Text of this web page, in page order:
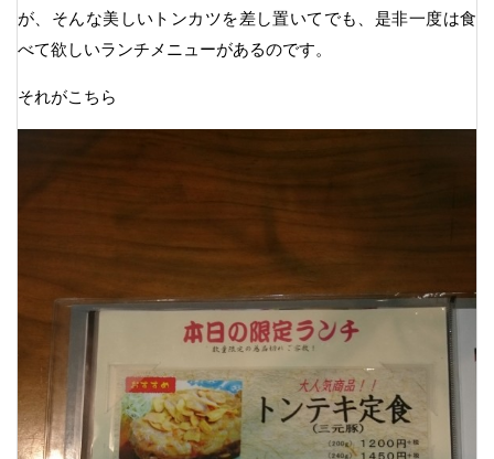
が、そんな美しいトンカツを差し置いてでも、是非一度は食
べて欲しいランチメニューがあるのです。
それがこちら